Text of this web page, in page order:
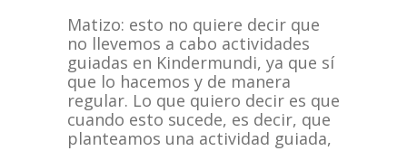
Matizo: esto no quiere decir que
no llevemos a cabo actividades
guiadas en Kindermundi, ya que sí
que lo hacemos y de manera
regular. Lo que quiero decir es que
cuando esto sucede, es decir, que
planteamos una actividad guiada,